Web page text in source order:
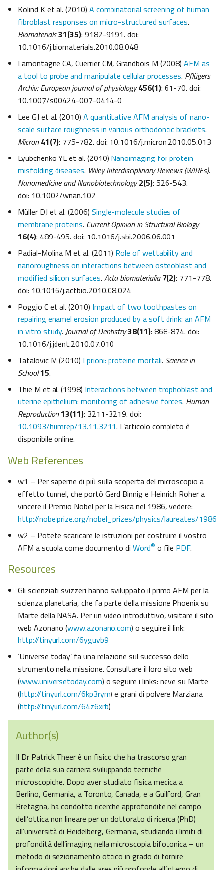
Kolind K et al. (2010) A combinatorial screening of human
fibroblast responses on micro-structured surfaces.
Biomaterials31(35): 9182-9191. doi:
10.1016/j.biomaterials.2010.08.048
Lamontagne CA, Cuerrier CM, Grandbois M (2008) AFM as
a tool to probe and manipulate cellular processes. Pflügers
Archiv: European journal of physiology 456(1): 61-70. doi:
10.1007/s00424-007-0414-0
Lee GJ et al. (2010) A quantitative AFM analysis of nano-
scale surface roughness in various orthodontic brackets.
Micron 41(7): 775-782. doi: 10.1016/j.micron.2010.05.013
Lyubchenko YL et al. (2010) Nanoimaging for protein
misfolding diseases. Wiley Interdisciplinary Reviews (WIREs).
Nanomedicine and Nanobiotechnology 2(5): 526-543.
doi: 10.1002/wnan.102
Müller DJ et al. (2006) Single-molecule studies of
membrane proteins. Current Opinion in Structural Biology
16(4): 489-495. doi: 10.1016/j.sbi.2006.06.001
Padial-Molina M et al. (2011) Role of wettability and
nanoroughness on interactions between osteoblast and
modified silicon surfaces. Acta biomaterialia 7(2): 771-778.
doi: 10.1016/j.actbio.2010.08.024
Poggio C et al. (2010) Impact of two toothpastes on
repairing enamel erosion produced by a soft drink: an AFM
in vitro study. Journal of Dentistry38(11): 868-874. doi:
10.1016/j.jdent.2010.07.010
Tatalovic M (2010) I prioni: proteine mortali. Science in
School15.
Thie M et al. (1998) Interactions between trophoblast and
uterine epithelium: monitoring of adhesive forces. Human
Reproduction13(11): 3211-3219. doi:
10.1093/humrep/13.11.3211. L’articolo completo è
disponibile online.
Web References
w1 – Per saperne di più sulla scoperta del microscopio a
effetto tunnel, che portò Gerd Binnig e Heinrich Roher a
vincere il Premio Nobel per la Fisica nel 1986, vedere:
http://nobelprize.org/nobel_prizes/physics/laureates/1986
w2 – Potete scaricare le istruzioni per costruire il vostro
AFM a scuola come documento di Word® o file PDF.
Resources
Gli scienziati svizzeri hanno sviluppato il primo AFM per la
scienza planetaria, che fa parte della missione Phoenix su
Marte della NASA. Per un video introduttivo, visitare il sito
web Azonano (www.azonano.com) o seguire il link:
http://tinyurl.com/6yguvb9
‘Universe today’ fa una relazione sul successo dello
strumento nella missione. Consultare il loro sito web
(www.universetoday.com) o seguire i links: neve su Marte
(http://tinyurl.com/6kp3rym) e grani di polvere Marziana
(http://tinyurl.com/64z6xrb)
Author(s)
Il Dr Patrick Theer è un fisico che ha trascorso gran
parte della sua carriera sviluppando tecniche
microscopiche. Dopo aver studiato fisica medica a
Berlino, Germania, a Toronto, Canada, e a Guilford, Gran
Bretagna, ha condotto ricerche approfondite nel campo
dell’ottica non lineare per un dottorato di ricerca (PhD)
all’università di Heidelberg, Germania, studiando i limiti di
profondità dell’imaging nella microscopia bifotonica – un
metodo di sezionamento ottico in grado di fornire